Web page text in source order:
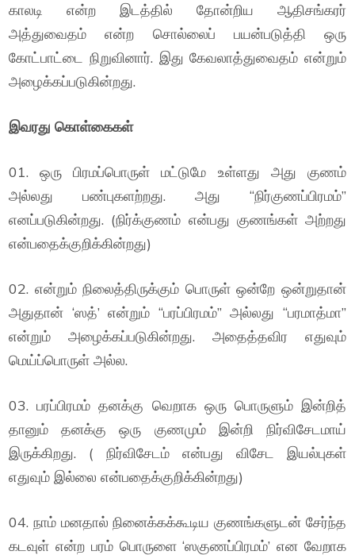
காலடி என்ற இடத்தில் தோன்றிய ஆதிசங்கரர்
அத்துவைதம் என்ற சொல்லைப் பயன்படுத்தி ஒரு
கோட்பாட்டை நிறுவினார். இது கேவலாத்துவைதம் என்றும்
அழைக்கப்படுகின்றது.
இவரது கொள்கைகள்
01. ஒரு பிரமப்பொருள் மட்டுமே உள்ளது அது குணம்
அல்லது பண்புகளற்றது. அது “நிர்குணப்பிரமம்”
எனப்படுகின்றது. (நிர்க்குணம் என்பது குணங்கள் அற்றது
என்பதைக்குறிக்கின்றது)
02. என்றும் நிலைத்திருக்கும் பொருள் ஒன்றே ஒன்றுதான்
அதுதான் ‘ஸத்’ என்றும் “பரப்பிரமம்” அல்லது “பரமாத்மா”
என்றும் அழைக்கப்படுகின்றது. அதைத்தவிர எதுவும்
மெய்ப்பொருள் அல்ல.
03. பரப்பிரமம் தனக்கு வெறாக ஒரு பொருளும் இன்றித்
தானும் தனக்கு ஒரு குணமும் இன்றி நிர்விசேடமாய்
இருக்கிறது. ( நிர்விசேடம் என்பது விசேட இயல்புகள்
எதுவும் இல்லை என்பதைக்குறிக்கின்றது)
04. நாம் மனதால் நினைக்கக்கூடிய குணங்களுடன் சேர்ந்த
கடவுள் என்ற பரம் பொருளை ‘ஸகுணப்பிரமம்’ என வேறாக